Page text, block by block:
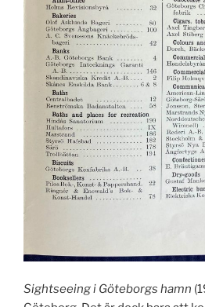
Sightseeing i Göteborgs hamn